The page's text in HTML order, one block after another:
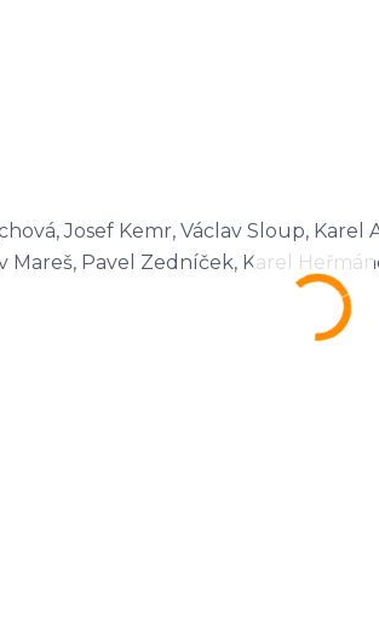
Josef Kemr, Václav Sloup, Karel
Mareš, Pavel Zedníček, Karel